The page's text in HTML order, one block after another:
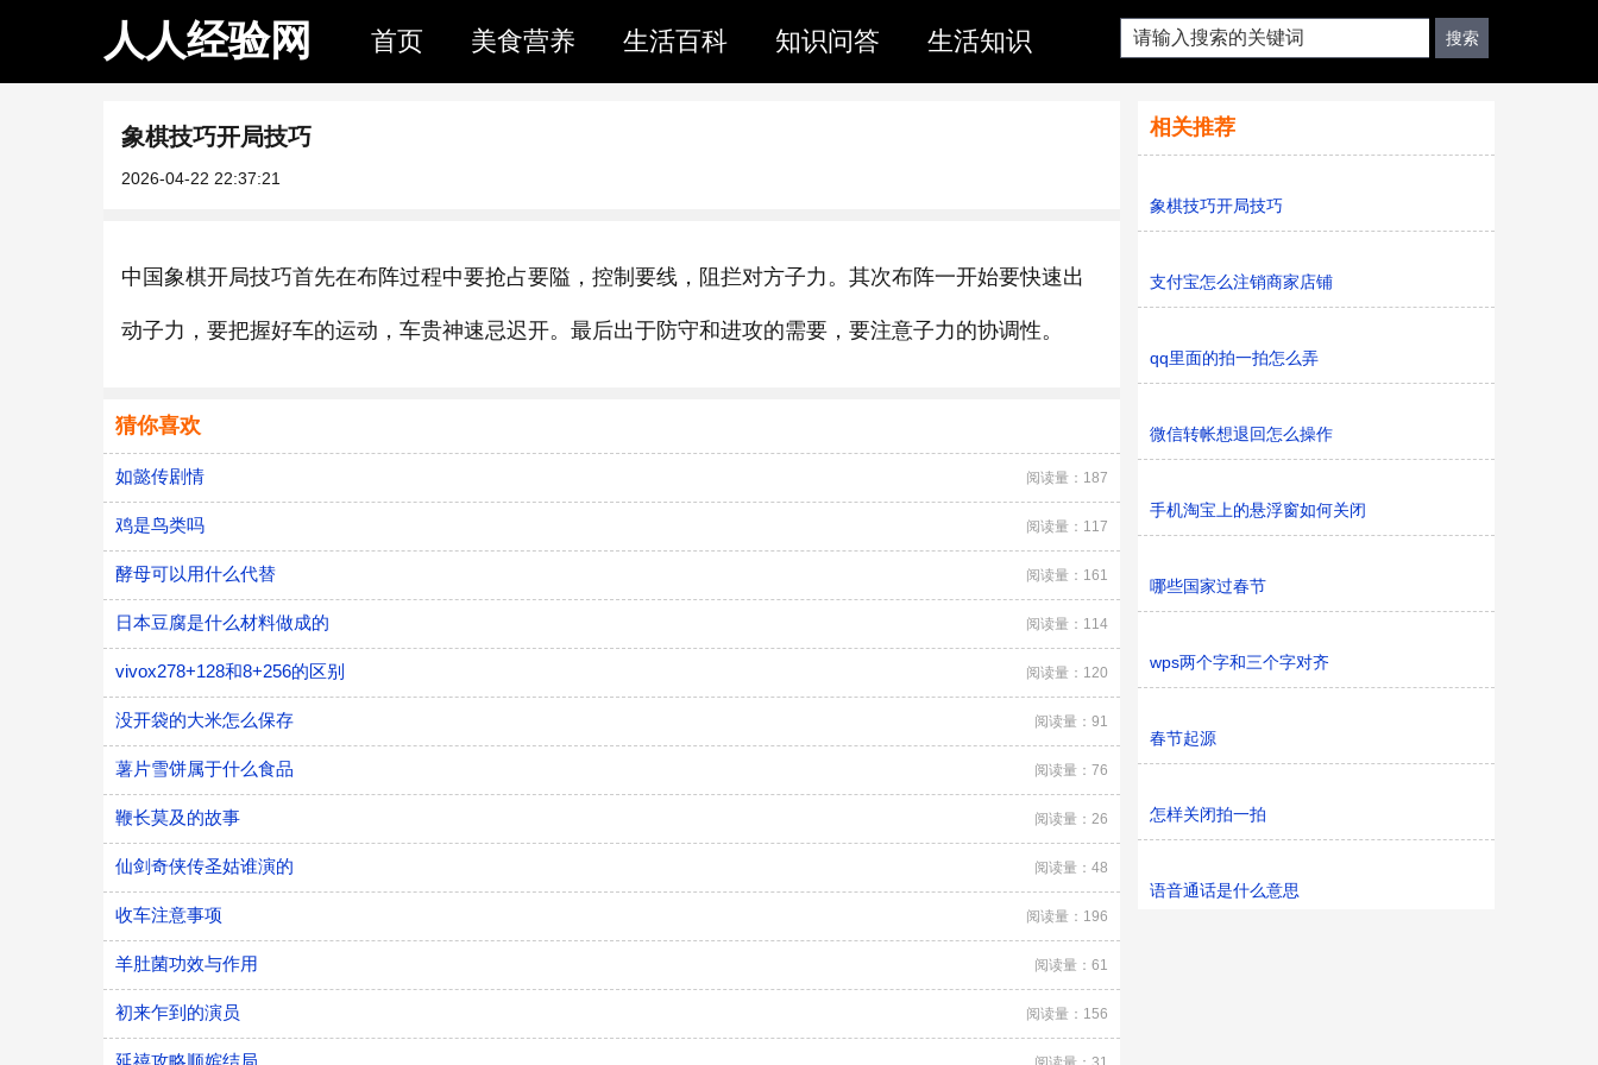
人人经验网 首页 美食营养 生活百科 知识问答 生活知识
象棋技巧开局技巧
2026-04-22 22:37:21
中国象棋开局技巧首先在布阵过程中要抢占要隘，控制要线，阻拦对方子力。其次布阵一开始要快速出
动子力，要把握好车的运动，车贵神速忌迟开。最后出于防守和进攻的需要，要注意子力的协调性。
猜你喜欢
如懿传剧情 阅读量：187
鸡是鸟类吗 阅读量：117
酵母可以用什么代替 阅读量：161
日本豆腐是什么材料做成的 阅读量：114
vivox278+128和8+256的区别 阅读量：120
没开袋的大米怎么保存 阅读量：91
薯片雪饼属于什么食品 阅读量：76
鞭长莫及的故事 阅读量：26
仙剑奇侠传圣姑谁演的 阅读量：48
收车注意事项 阅读量：196
羊肚菌功效与作用 阅读量：61
初来乍到的演员 阅读量：156
延禧攻略顺嫔结局
相关推荐
象棋技巧开局技巧
支付宝怎么注销商家店铺
qq里面的拍一拍怎么弄
微信转帐想退回怎么操作
手机淘宝上的悬浮窗如何关闭
哪些国家过春节
wps两个字和三个字对齐
春节起源
怎样关闭拍一拍
语音通话是什么意思